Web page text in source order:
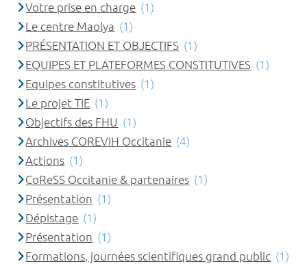
Votre prise en charge (1)
Le centre Maolya (1)
PRÉSENTATION ET OBJECTIFS (1)
EQUIPES ET PLATEFORMES CONSTITUTIVES (1)
Equipes constitutives (1)
Le projet TIE (1)
Objectifs des FHU (1)
Archives COREVIH Occitanie (4)
Actions (1)
CoReSS Occitanie & partenaires (1)
Présentation (1)
Dépistage (1)
Présentation (1)
Formations, journées scientifiques grand public (1)